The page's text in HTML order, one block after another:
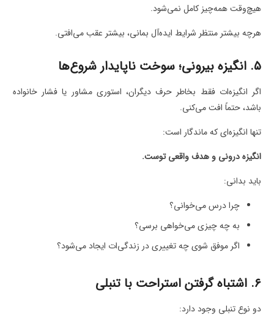
هیچ‌وقت همه‌چیز کامل نمی‌شود.
هرچه بیشتر منتظر شرایط ایده‌آل بمانی، بیشتر عقب می‌افتی.
۵. انگیزه بیرونی؛ سوخت ناپایدار شروع‌ها
اگر انگیزه‌ات فقط بخاطر حرف دیگران، استوری مشاور یا فشار خانواده
باشد، حتماً افت می‌کنی.
تنها انگیزه‌ای که ماندگار است:
انگیزه درونی و هدف واقعی توست.
باید بدانی:
چرا درس می‌خوانی؟
به چه چیزی می‌خواهی برسی؟
اگر موفق شوی چه تغییری در زندگی‌ات ایجاد می‌شود؟
۶. اشتباه گرفتن استراحت با تنبلی
دو نوع تنبلی وجود دارد: